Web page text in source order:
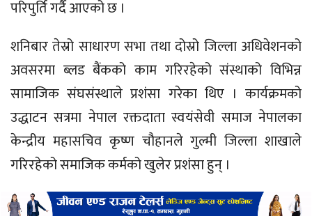
परिपुर्ति गर्दै आएको छ ।
शनिबार तेस्रो साधारण सभा तथा दोस्रो जिल्ला अधिवेशनको
अवसरमा ब्लड बैंकको काम गरिरहेको संस्थाको विभिन्न
सामाजिक संघसंस्थाले प्रशंसा गरेका थिए । कार्यक्रमको
उद्धाटन सत्रमा नेपाल रक्तदाता स्वयंसेवी समाज नेपालका
केन्द्रीय महासचिव कृष्ण चौहानले गुल्मी जिल्ला शाखाले
गरिरहेको समाजिक कर्मको खुलेर प्रशंसा हुन् ।